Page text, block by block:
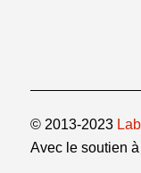
© 2013-2023
Avec le soutien à